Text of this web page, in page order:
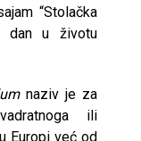
“Stolačka
dan u životu
naziv je za
ili
Europi već od